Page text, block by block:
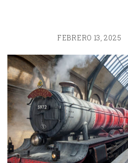
FEBRERO 13, 2025